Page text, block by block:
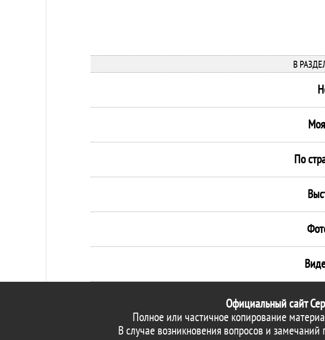
В
По
Официальный сайт
Полное или частичное копирование
В случае возникновения вопросов и